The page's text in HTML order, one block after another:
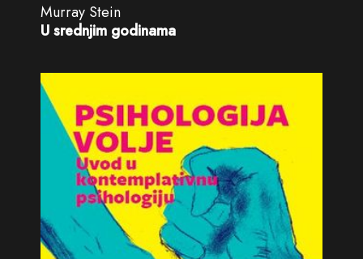
Murray Stein
U srednjim godinama